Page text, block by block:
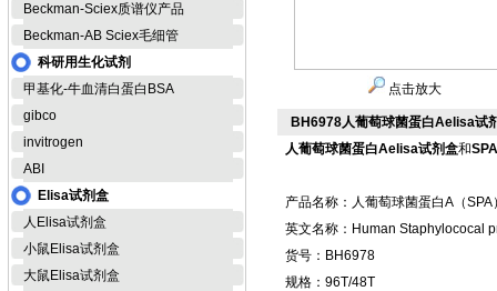
Beckman-Sciex质谱仪产品
Beckman-AB Sciex毛细管
科研用生化试剂
甲基化-牛血清白蛋白BSA
gibco
invitrogen
ABI
Elisa试剂盒
人Elisa试剂盒
小鼠Elisa试剂盒
大鼠Elisa试剂盒
点击放大
BH6978人葡萄球菌蛋白Aelisa试
人葡萄球菌蛋白Aelisa试剂盒和
产品名称：人葡萄球菌蛋白A（
英文名称：Human Staphylococal
货号：BH6978
规格：96T/48T